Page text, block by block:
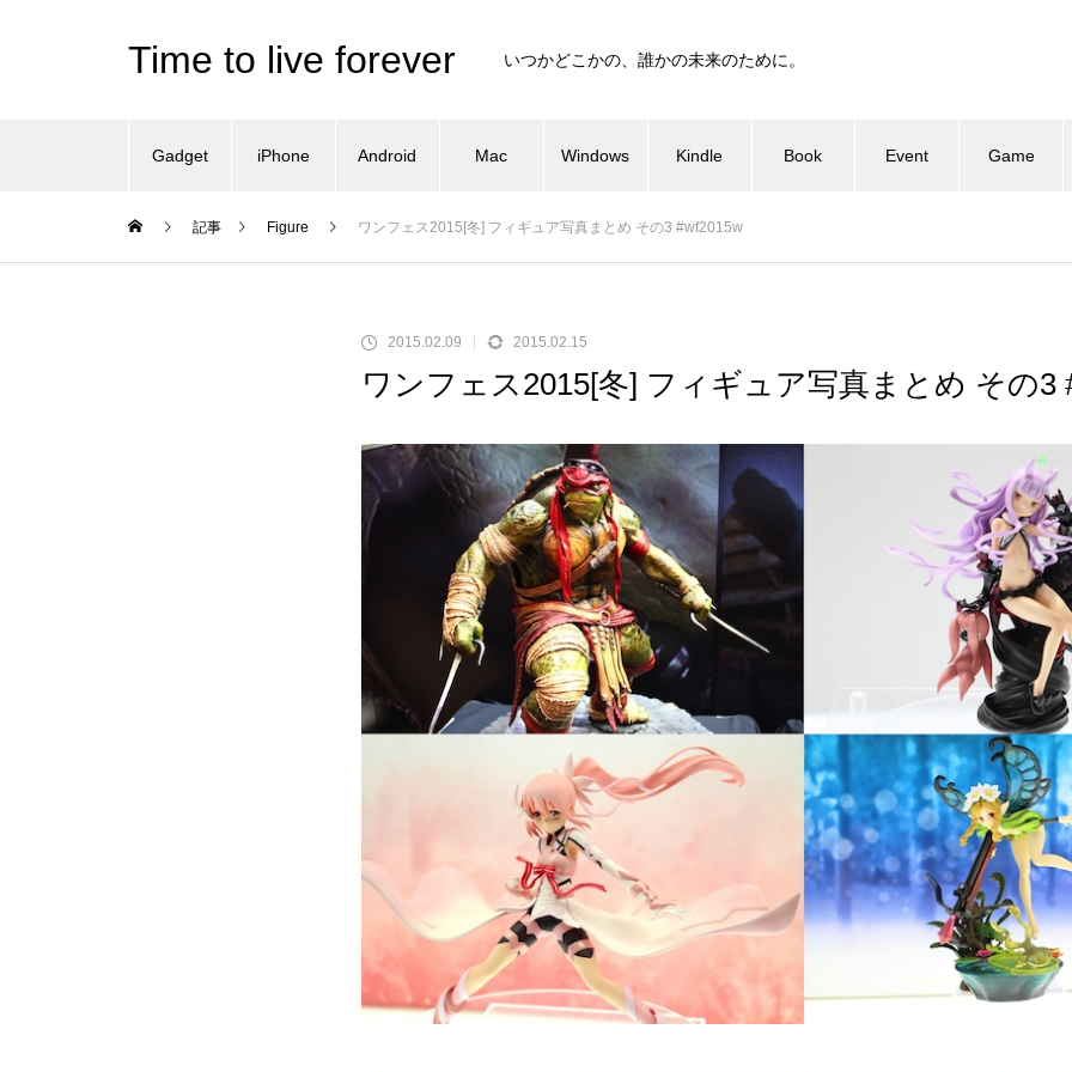
Time to live forever いつかどこかの、誰かの未来のために。
Gadget iPhone Android Mac Windows Kindle Book Event Game
記事 Figure ワンフェス2015[冬] フィギュア写真まとめ その3 #wf2015w
2015.02.09 2015.02.15
ワンフェス2015[冬] フィギュア写真まとめ その3